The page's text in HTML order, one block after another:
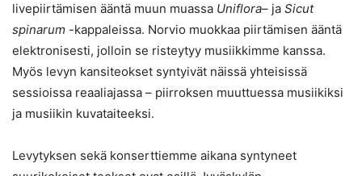
livepiirtämisen ääntä muun muassa Uniflora– ja Sicut
spinarum -kappaleissa. Norvio muokkaa piirtämisen ääntä
elektronisesti, jolloin se risteytyy musiikkimme kanssa.
Myös levyn kansiteokset syntyivät näissä yhteisissä
sessioissa reaaliajassa – piirroksen muuttuessa musiikiksi
ja musiikin kuvataiteeksi.
Levytyksen sekä konserttiemme aikana syntyneet